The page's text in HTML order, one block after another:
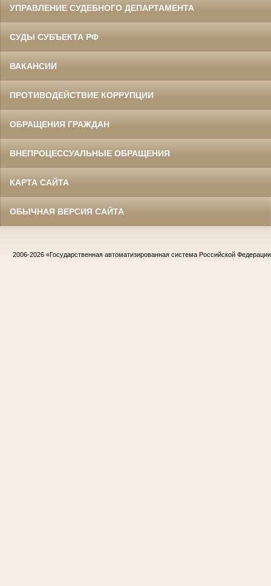
УПРАВЛЕНИЕ СУДЕБНОГО ДЕПАРТАМЕНТА
СУДЫ СУБЪЕКТА РФ
ВАКАНСИИ
ПРОТИВОДЕЙСТВИЕ КОРРУПЦИИ
ОБРАЩЕНИЯ ГРАЖДАН
ВНЕПРОЦЕССУАЛЬНЫЕ ОБРАЩЕНИЯ
КАРТА САЙТА
ОБЫЧНАЯ ВЕРСИЯ САЙТА
2006-2026 «Государственная автоматизированная система Российской